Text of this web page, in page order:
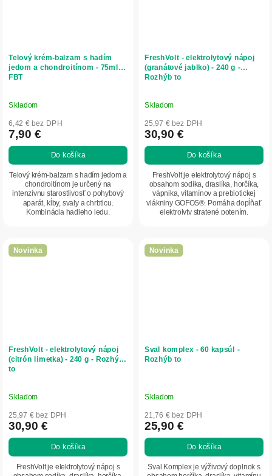
Telový krém-balzam s hadím
jedom a chondroitínom - 75ml -
FBT
Skladom
6,42 € bez DPH
7,90 €
Do košíka
Telový krém-balzam s hadím jedom a
chondroitínom je určený na
intenzívnu starostlivosť o pohybový
aparát, kĺby, svaly a chrbticu.
Kombinácia hadieho jedu,
FreshVolt - elektrolytový nápoj
(granátové jablko) - 240 g -
Rozhýb to
Skladom
25,97 € bez DPH
30,90 €
Do košíka
FreshVolt je elektrolytový nápoj s
obsahom sodíka, draslíka, horčíka,
vápnika, vitamínov a prebiotickej
vlákniny GOFOS®. Pomáha dopĺňať
elektrolyty stratené potením,
Novinka
FreshVolt - elektrolytový nápoj
(citrón limetka) - 240 g - Rozhýb
to
Skladom
25,97 € bez DPH
30,90 €
Do košíka
FreshVolt je elektrolytový nápoj s
Novinka
Sval komplex - 60 kapsúl -
Rozhýb to
Skladom
21,76 € bez DPH
25,90 €
Do košíka
Sval Komplex je výživový doplnok s